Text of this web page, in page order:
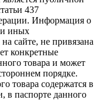
437
Информация о
и иных
сайте, не привязана
конкретные
товара и может
порядке.
товара содержатся в
в паспорте данного